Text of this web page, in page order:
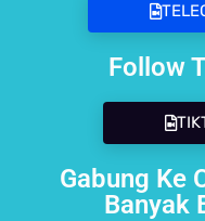
Follow
Gabung Ke
Banyak